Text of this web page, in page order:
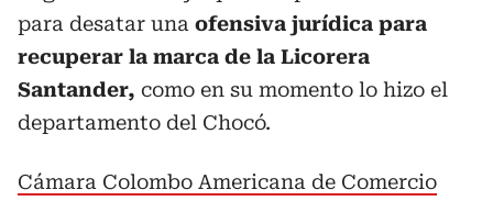
para desatar una ofensiva jurídica para
recuperar la marca de la Licorera
Santander, como en su momento lo hizo el
departamento del Chocó.
Cámara Colombo Americana de Comercio